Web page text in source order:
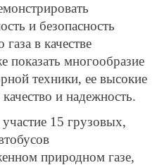
и безопасность
в качестве
показать многообразие
техники, ее высокие
и надежность.
15 грузовых,
природном газе,